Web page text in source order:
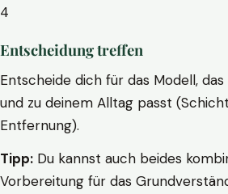
4
Entscheidung treffen
Entscheide dich für das Modell,
und zu deinem Alltag passt
Entfernung).
Tipp: Du kannst auch beides
Vorbereitung für das